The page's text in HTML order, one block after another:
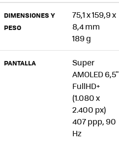
DIMENSIONES Y
PESO
75,1 x 159,9 x
8,4 mm
189 g
PANTALLA
Super
AMOLED 6,5"
FullHD+
(1.080 x
2.400 px)
407 ppp, 90
Hz